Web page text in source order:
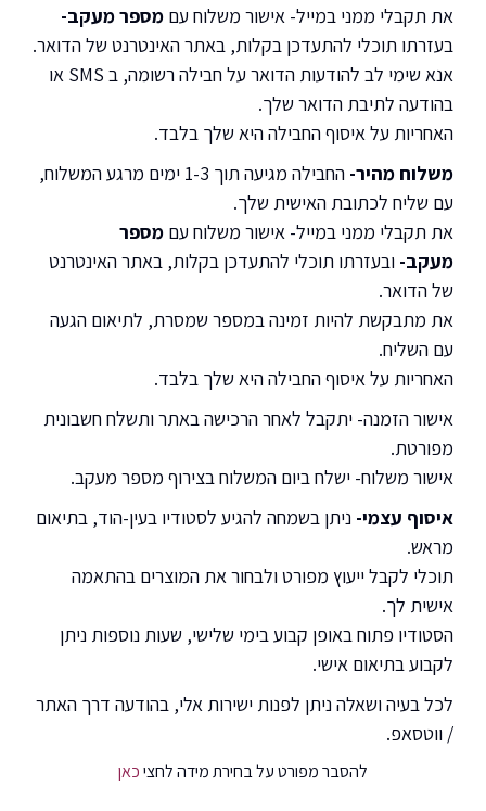
את תקבלי ממני במייל- אישור משלוח עם מספר מעקב-
בעזרתו תוכלי להתעדכן בקלות, באתר האינטרנט של הדואר.
אנא שימי לב להודעות הדואר על חבילה רשומה, ב SMS או
בהודעה לתיבת הדואר שלך.
האחריות על איסוף החבילה היא שלך בלבד.
משלוח מהיר-
החבילה מגיעה תוך 1-3 ימים מרגע המשלוח,
עם שליח לכתובת האישית שלך.
את תקבלי ממני במייל- אישור משלוח עם מספר
מעקב- ובעזרתו תוכלי להתעדכן בקלות, באתר האינטרנט
של הדואר.
את מתבקשת להיות זמינה במספר שמסרת, לתיאום הגעה
עם השליח.
האחריות על איסוף החבילה היא שלך בלבד.
אישור הזמנה- יתקבל לאחר הרכישה באתר ותשלח חשבונית
מפורטת.
אישור משלוח- ישלח ביום המשלוח בצירוף מספר מעקב.
איסוף עצמי- ניתן בשמחה להגיע לסטודיו בעין-הוד, בתיאום
מראש.
תוכלי לקבל ייעוץ מפורט ולבחור את המוצרים בהתאמה
אישית לך.
הסטודיו פתוח באופן קבוע בימי שלישי, שעות נוספות ניתן
לקבוע בתיאום אישי.
לכל בעיה ושאלה ניתן לפנות ישירות אלי, בהודעה דרך האתר
/ ווטסאפ.
להסבר מפורט על בחירת מידה לחציכאן